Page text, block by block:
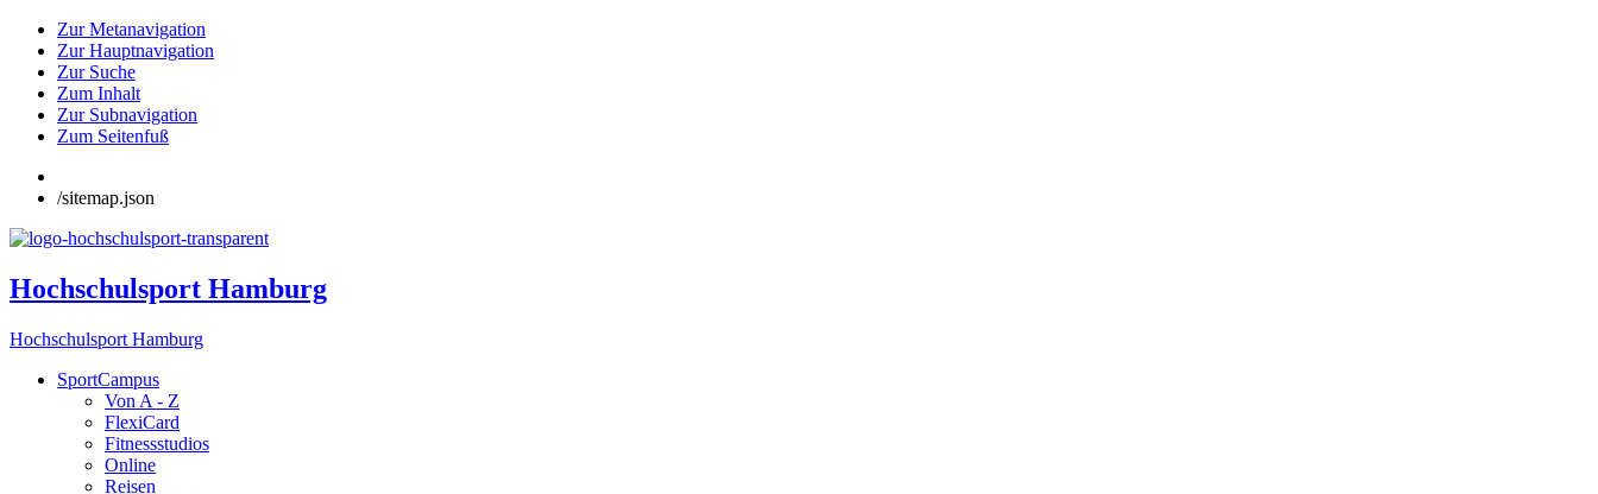
Zur Metanavigation
Zur Hauptnavigation
Zur Suche
Zum Inhalt
Zur Subnavigation
Zum Seitenfuß
/sitemap.json
Hochschulsport Hamburg
Hochschulsport Hamburg
SportCampus
Von A - Z
FlexiCard
Fitnessstudios
Online
Reisen